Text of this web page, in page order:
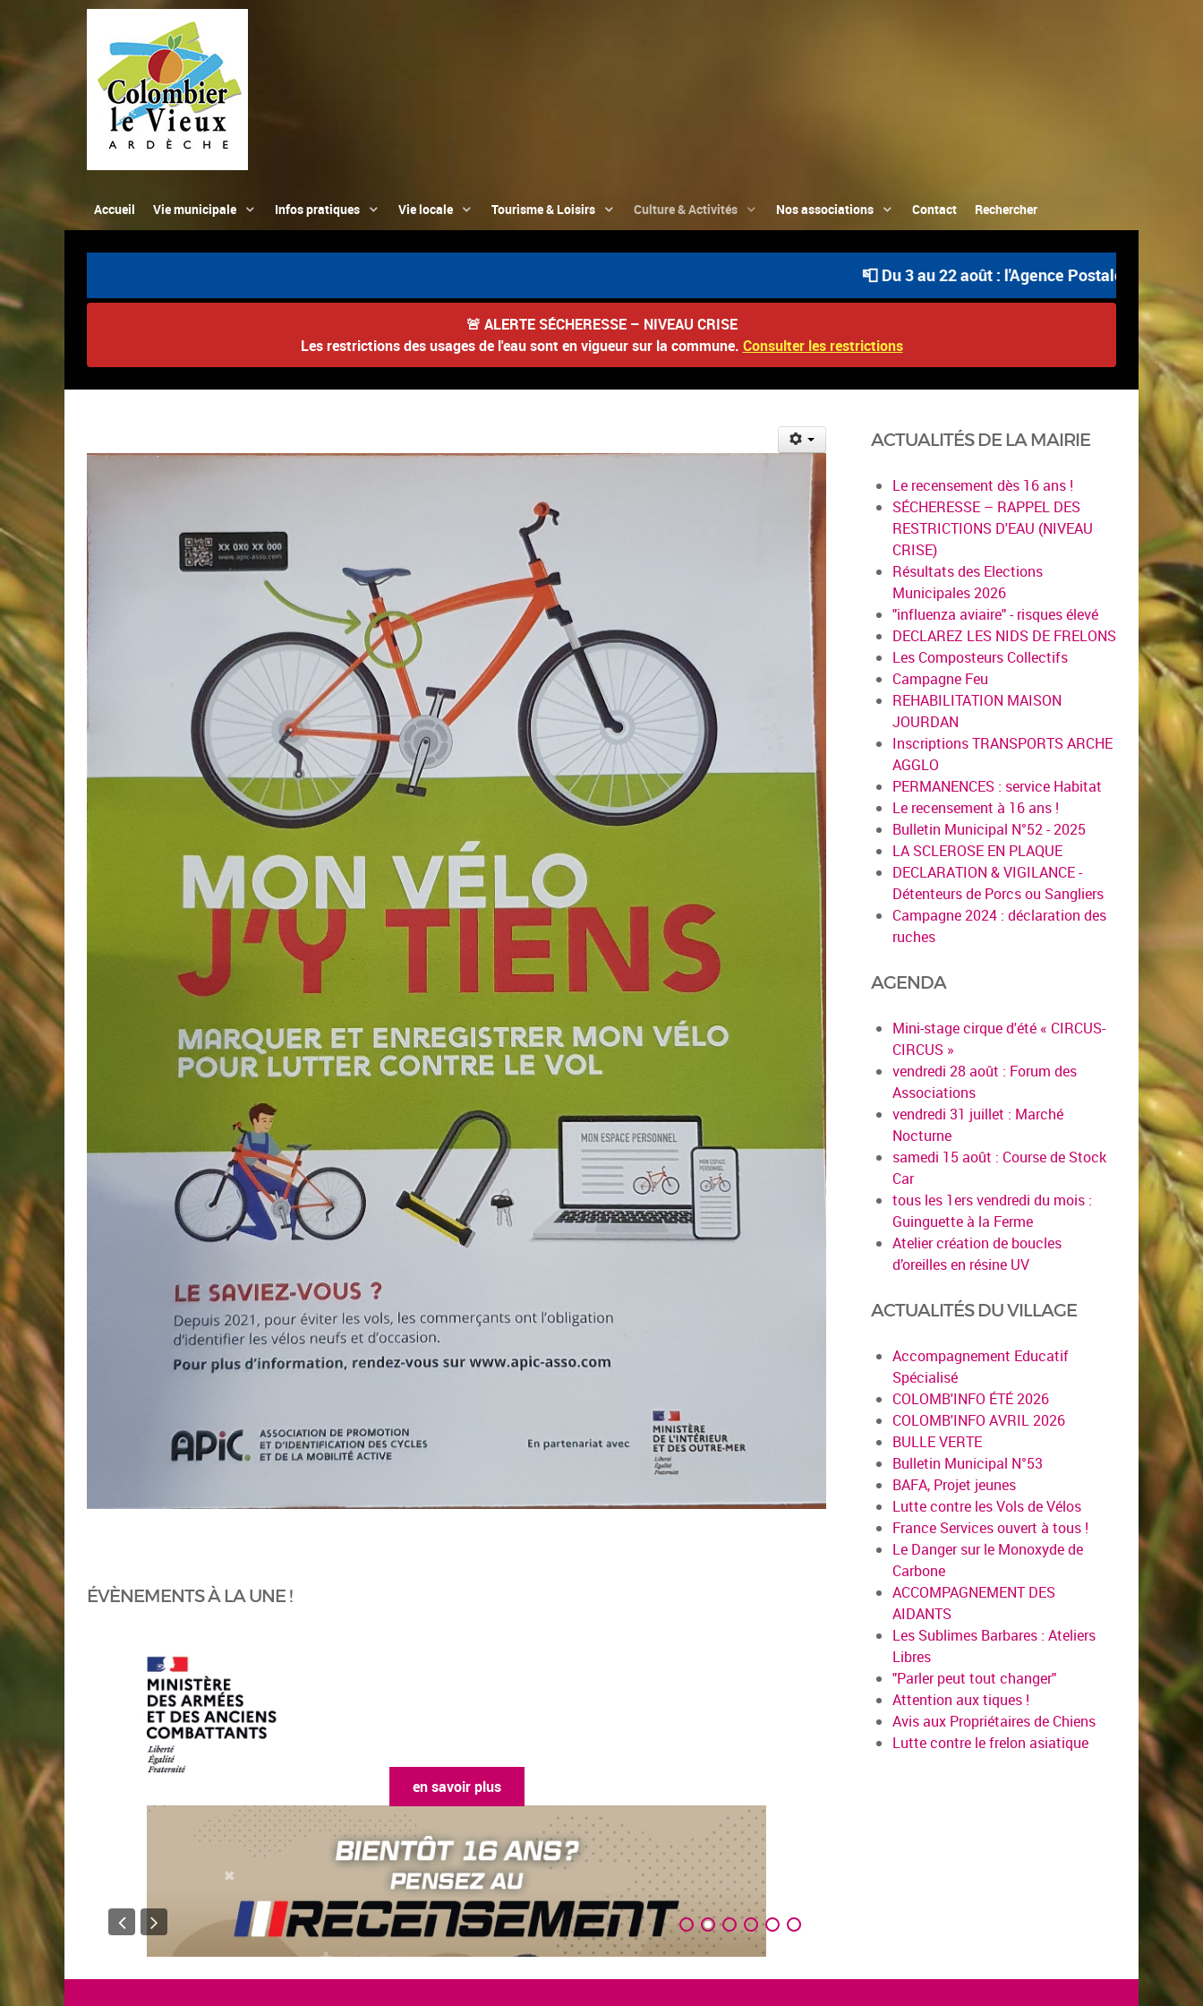
Accueil Vie municipale Infos pratiques Vie locale Tourisme & Loisirs Culture & Activités Nos associations Contact Rechercher
📮 Du 3 au 22 août : l'Agence Postale Communale
🚨 ALERTE SÉCHERESSE – NIVEAU CRISE
Les restrictions des usages de l'eau sont en vigueur sur la commune. Consulter les restrictions
ÉVÈNEMENTS À LA UNE !
en savoir plus en
ACTUALITÉS DE LA MAIRIE
Le recensement dès 16 ans !
SÉCHERESSE – RAPPEL DES
RESTRICTIONS D'EAU (NIVEAU
CRISE)
Résultats des Elections
Municipales 2026
"influenza aviaire" - risques élevé
DECLAREZ LES NIDS DE FRELONS
Les Composteurs Collectifs
Campagne Feu
REHABILITATION MAISON
JOURDAN
Inscriptions TRANSPORTS ARCHE
AGGLO
PERMANENCES : service Habitat
Le recensement à 16 ans !
Bulletin Municipal N°52 - 2025
LA SCLEROSE EN PLAQUE
DECLARATION & VIGILANCE -
Détenteurs de Porcs ou Sangliers
Campagne 2024 : déclaration des
ruches
AGENDA
Mini-stage cirque d'été « CIRCUS-
CIRCUS »
vendredi 28 août : Forum des
Associations
vendredi 31 juillet : Marché
Nocturne
samedi 15 août : Course de Stock
Car
tous les 1ers vendredi du mois :
Guinguette à la Ferme
Atelier création de boucles
d’oreilles en résine UV
ACTUALITÉS DU VILLAGE
Accompagnement Educatif
Spécialisé
COLOMB'INFO ÉTÉ 2026
COLOMB'INFO AVRIL 2026
BULLE VERTE
Bulletin Municipal N°53
BAFA, Projet jeunes
Lutte contre les Vols de Vélos
France Services ouvert à tous !
Le Danger sur le Monoxyde de
Carbone
ACCOMPAGNEMENT DES
AIDANTS
Les Sublimes Barbares : Ateliers
Libres
"Parler peut tout changer"
Attention aux tiques !
Avis aux Propriétaires de Chiens
Lutte contre le frelon asiatique